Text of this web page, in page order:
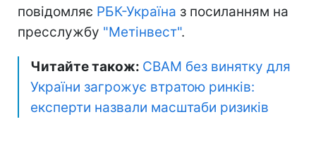
повідомляє РБК-Україна з посиланням на
пресслужбу "Метінвест".
Читайте також: CBAM без винятку для
України загрожує втратою ринків:
експерти назвали масштаби ризиків